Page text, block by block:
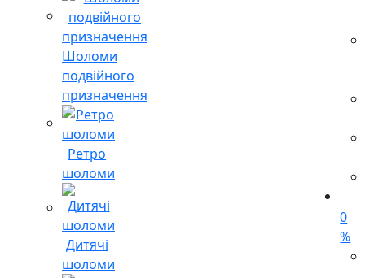
Шоломи
подвійного
призначення
Ретро
шоломи
Дитячі
шоломи
0
%